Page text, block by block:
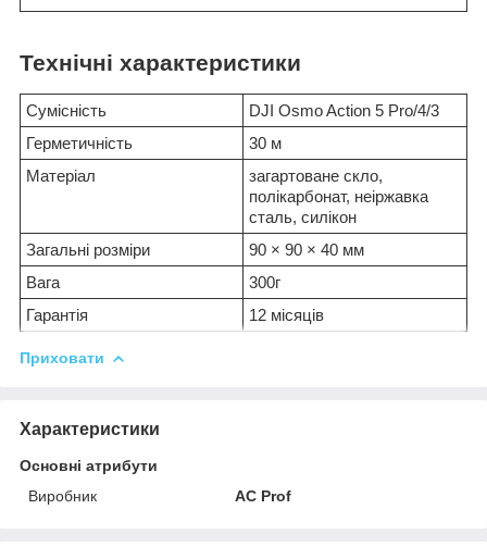
Технічні характеристики
Сумісність
DJI Osmo Action 5 Pro/4/3
Герметичність
30 м
Матеріал
загартоване скло,
полікарбонат, неіржавка
сталь, силікон
Загальні розміри
90 × 90 × 40 мм
Вага
300г
Гарантія
12 місяців
Приховати
Характеристики
Основні атрибути
Виробник
AC Prof